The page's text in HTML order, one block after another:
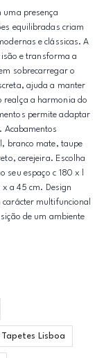
uma presença
equilibradas criam
e clássicas. A
e transforma a
sobrecarregar o
ajuda a manter
realça a harmonia do
permite adaptar
Acabamentos
branco mate, taupe
cerejeira. Escolha
espaço c 180 x l
a 45 cm. Design
multifuncional
de um ambiente
Tapetes Lisboa